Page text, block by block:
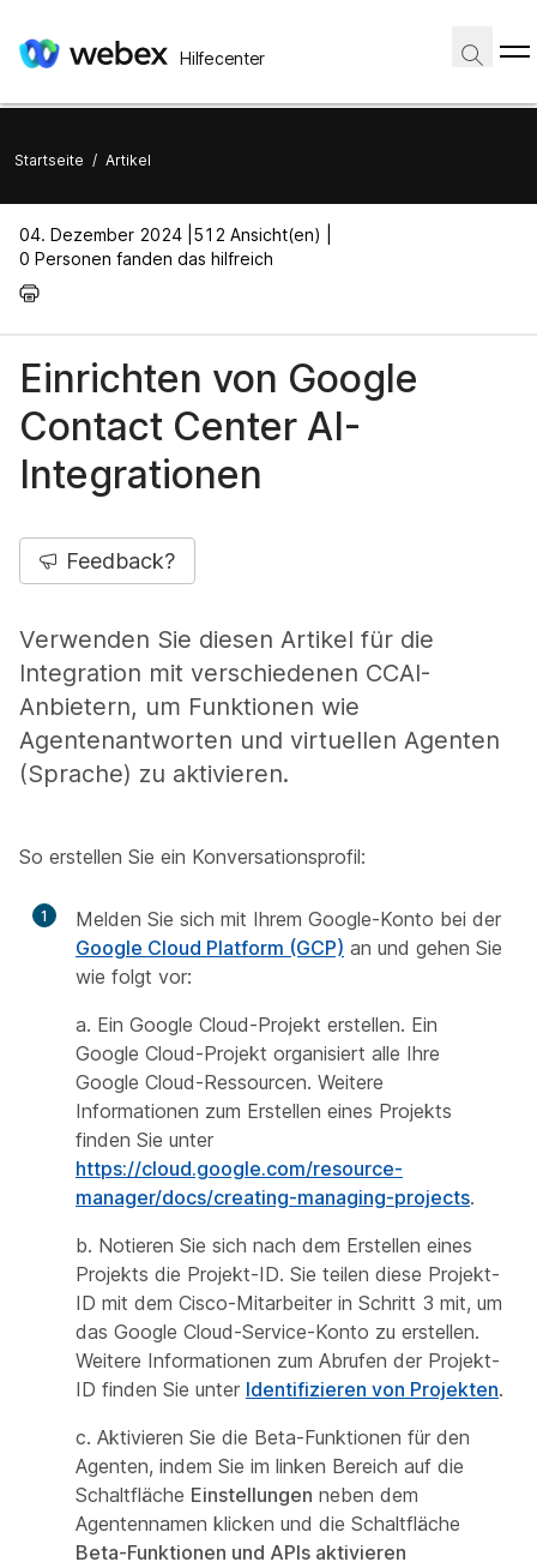
Hilfecenter
Startseite / Artikel
04. Dezember 2024 | 512 Ansicht(en) |
0 Personen fanden das hilfreich
Einrichten von Google
Contact Center AI-
Integrationen
Feedback?
Verwenden Sie diesen Artikel für die
Integration mit verschiedenen CCAI-
Anbietern, um Funktionen wie
Agentenantworten und virtuellen Agenten
(Sprache) zu aktivieren.
So erstellen Sie ein Konversationsprofil:
1
Melden Sie sich mit Ihrem Google-Konto bei der
Google Cloud Platform (GCP) an und gehen Sie
wie folgt vor:
a. Ein Google Cloud-Projekt erstellen. Ein
Google Cloud-Projekt organisiert alle Ihre
Google Cloud-Ressourcen. Weitere
Informationen zum Erstellen eines Projekts
finden Sie unter
https://cloud.google.com/resource-
manager/docs/creating-managing-projects.
b. Notieren Sie sich nach dem Erstellen eines
Projekts die Projekt-ID. Sie teilen diese Projekt-
ID mit dem Cisco-Mitarbeiter in Schritt 3 mit, um
das Google Cloud-Service-Konto zu erstellen.
Weitere Informationen zum Abrufen der Projekt-
ID finden Sie unter Identifizieren von Projekten.
c. Aktivieren Sie die Beta-Funktionen für den
Agenten, indem Sie im linken Bereich auf die
Schaltfläche Einstellungen neben dem
Agentennamen klicken und die Schaltfläche
Beta-Funktionen und APIs aktivieren